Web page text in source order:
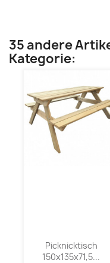
35 andere
Kategorie:
Picknicktisch
150x135x71,5...